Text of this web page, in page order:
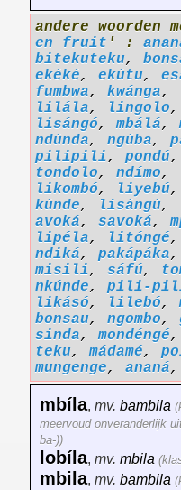
andere woorden
en fruit ' :
bitekuteku,
ekéké, ekútu,
fumbwa, kwánga,
lilála, lingolo,
lisángó,mbálá,
ndúnda, ngúba,
pilipili, pondú,
tondolo, ndímo,
likombó, liyebú
kúnde, lisángú,
avoká, savoká,
lipéla, litóngé,
ndiká, pakápáka
misili, sáfú,
nkúnde, pili-
likásó, lilebó,
bonsau, ngombo,
sinda,mondéngé
teku,mádamé,
mungenge, ananá,
mbíla, mv. bambila
meervoud onveranderlijk
ba-))
lobíla, mv. mbila
mbila, mv. bambila